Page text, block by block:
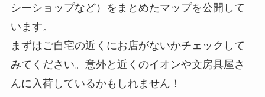
シーショップなど）をまとめたマップを公開して
います。
まずはご自宅の近くにお店がないかチェックして
みてください。意外と近くのイオンや文房具屋さ
んに入荷しているかもしれません！